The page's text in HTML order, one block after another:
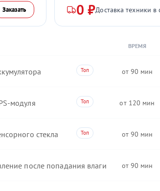
Заказать 0 ₽Доставка техники в
ВРЕМЯ
90
модуля 120
стекла 90
после попадания влаги 90